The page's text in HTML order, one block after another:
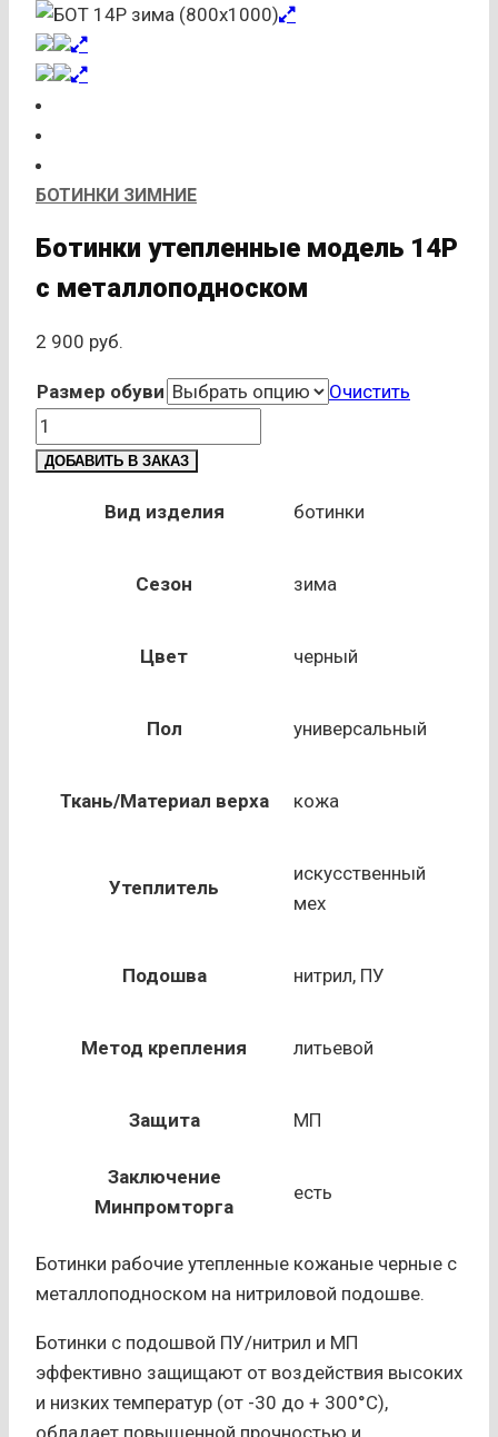
БОТИНКИ ЗИМНИЕ
Ботинки утепленные модель 14Р
с металлоподноском
2 900 руб.
Размер обуви
Очистить
Количество
товара
утепленные
ДОБАВИТЬ В ЗАКАЗ
Вид изделия ботинки
Сезон зима
Цвет черный
Пол универсальный
Ткань/Материал верха кожа
Утеплитель
искусственный
мех
Подошва нитрил, ПУ
Метод крепления литьевой
Защита МП
Заключение
Минпромторга
есть
Ботинки рабочие утепленные кожаные черные с
металлоподноском на нитриловой подошве.
Ботинки с подошвой ПУ/нитрил и МП
эффективно защищают от воздействия высоких
и низких температур (от -30 до + 300°С),